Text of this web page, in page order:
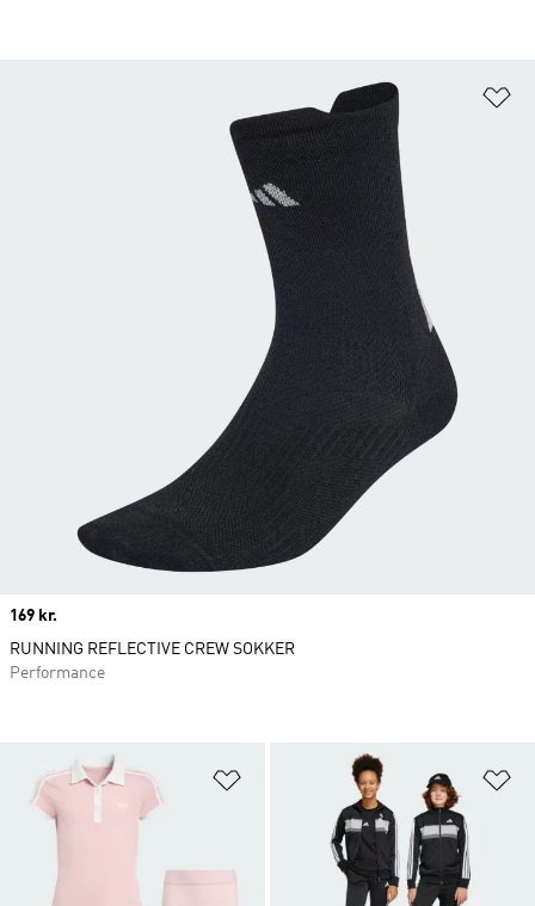
Føj til ønskeliste
Price
169 kr.
RUNNING REFLECTIVE CREW SOKKER
Performance